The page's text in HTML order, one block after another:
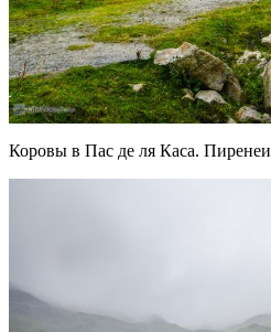
Коровы в Пас де ля Каса. Пиренеи